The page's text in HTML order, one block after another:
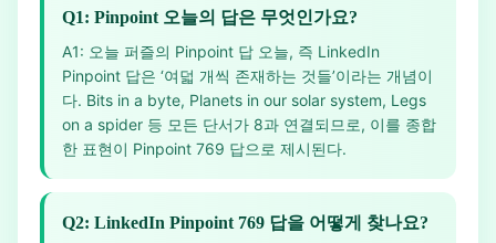
Q1: Pinpoint 오늘의 답은 무엇인가요?
A1: 오늘 퍼즐의 Pinpoint 답 오늘, 즉 LinkedIn
Pinpoint 답은 ‘여덟 개씩 존재하는 것들’이라는 개념이
다. Bits in a byte, Planets in our solar system, Legs
on a spider 등 모든 단서가 8과 연결되므로, 이를 종합
한 표현이 Pinpoint 769 답으로 제시된다.
Q2: LinkedIn Pinpoint 769 답을 어떻게 찾나요?